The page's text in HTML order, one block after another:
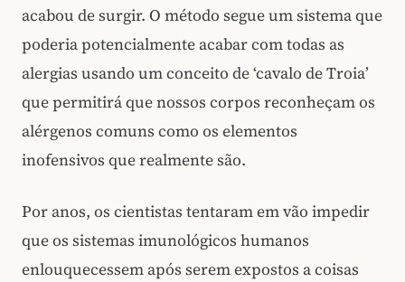
acabou de surgir. O método segue um sistema que
poderia potencialmente acabar com todas as
alergias usando um conceito de ‘cavalo de Troia’
que permitirá que nossos corpos reconheçam os
alérgenos comuns como os elementos
inofensivos que realmente são.
Por anos, os cientistas tentaram em vão impedir
que os sistemas imunológicos humanos
enlouquecessem após serem expostos a coisas